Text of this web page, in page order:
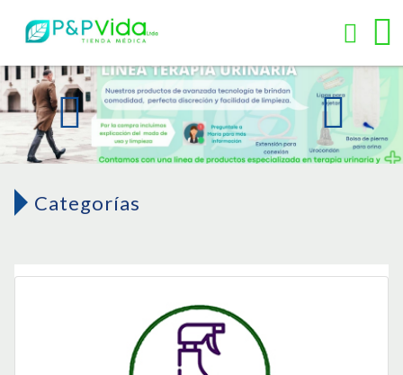
Categorías